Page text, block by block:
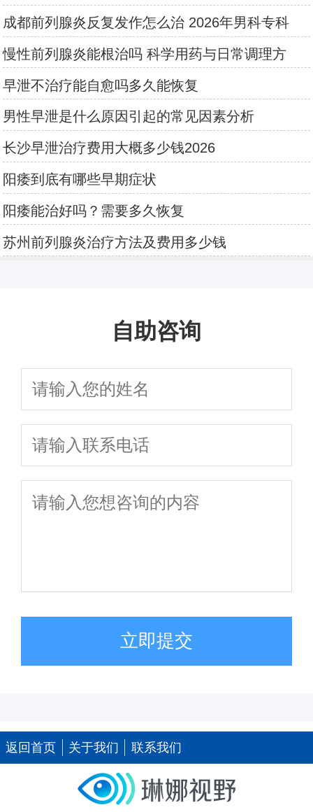
成都前列腺炎反复发作怎么治 2026年男科专科
慢性前列腺炎能根治吗 科学用药与日常调理方
早泄不治疗能自愈吗多久能恢复
男性早泄是什么原因引起的常见因素分析
长沙早泄治疗费用大概多少钱2026
阳痿到底有哪些早期症状
阳痿能治好吗？需要多久恢复
苏州前列腺炎治疗方法及费用多少钱
自助咨询
立即提交
返回首页 关于我们 联系我们